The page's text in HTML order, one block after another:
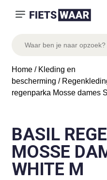
Home / Kleding en
bescherming /
regenparka Mosse dames
BASIL
MOSSE
WHITE M